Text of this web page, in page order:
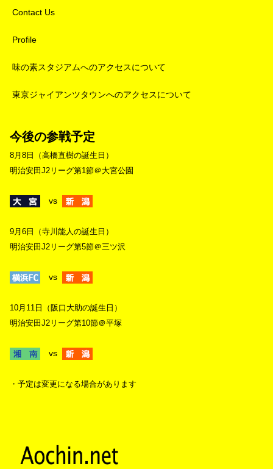
Contact Us
Profile
味の素スタジアムへのアクセスについて
東京ジャイアンツタウンへのアクセスについて
今後の参戦予定
8月8日（高橋直樹の誕生日）
明治安田J2リーグ第1節＠大宮公園
vs
9月6日（寺川能人の誕生日）
明治安田J2リーグ第5節＠三ツ沢
vs
10月11日（阪口大助の誕生日）
明治安田J2リーグ第10節＠平塚
vs
・予定は変更になる場合があります